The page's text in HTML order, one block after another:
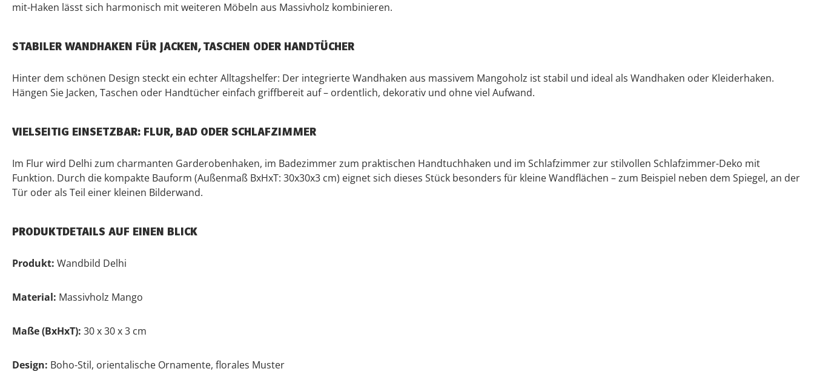
mit-Haken lässt sich harmonisch mit weiteren Möbeln aus Massivholz kombinieren.
STABILER WANDHAKEN FÜR JACKEN, TASCHEN ODER HANDTÜCHER
Hinter dem schönen Design steckt ein echter Alltagshelfer: Der integrierte Wandhaken aus massivem Mangoholz ist stabil und ideal als Wandhaken oder Kleiderhaken.
Hängen Sie Jacken, Taschen oder Handtücher einfach griffbereit auf – ordentlich, dekorativ und ohne viel Aufwand.
VIELSEITIG EINSETZBAR: FLUR, BAD ODER SCHLAFZIMMER
Im Flur wird Delhi zum charmanten Garderobenhaken, im Badezimmer zum praktischen Handtuchhaken und im Schlafzimmer zur stilvollen Schlafzimmer-Deko mit
Funktion. Durch die kompakte Bauform (Außenmaß BxHxT: 30x30x3 cm) eignet sich dieses Stück besonders für kleine Wandflächen – zum Beispiel neben dem Spiegel, an der
Tür oder als Teil einer kleinen Bilderwand.
PRODUKTDETAILS AUF EINEN BLICK
Produkt: Wandbild Delhi
Material: Massivholz Mango
Maße (BxHxT): 30 x 30 x 3 cm
Design: Boho-Stil, orientalische Ornamente, florales Muster